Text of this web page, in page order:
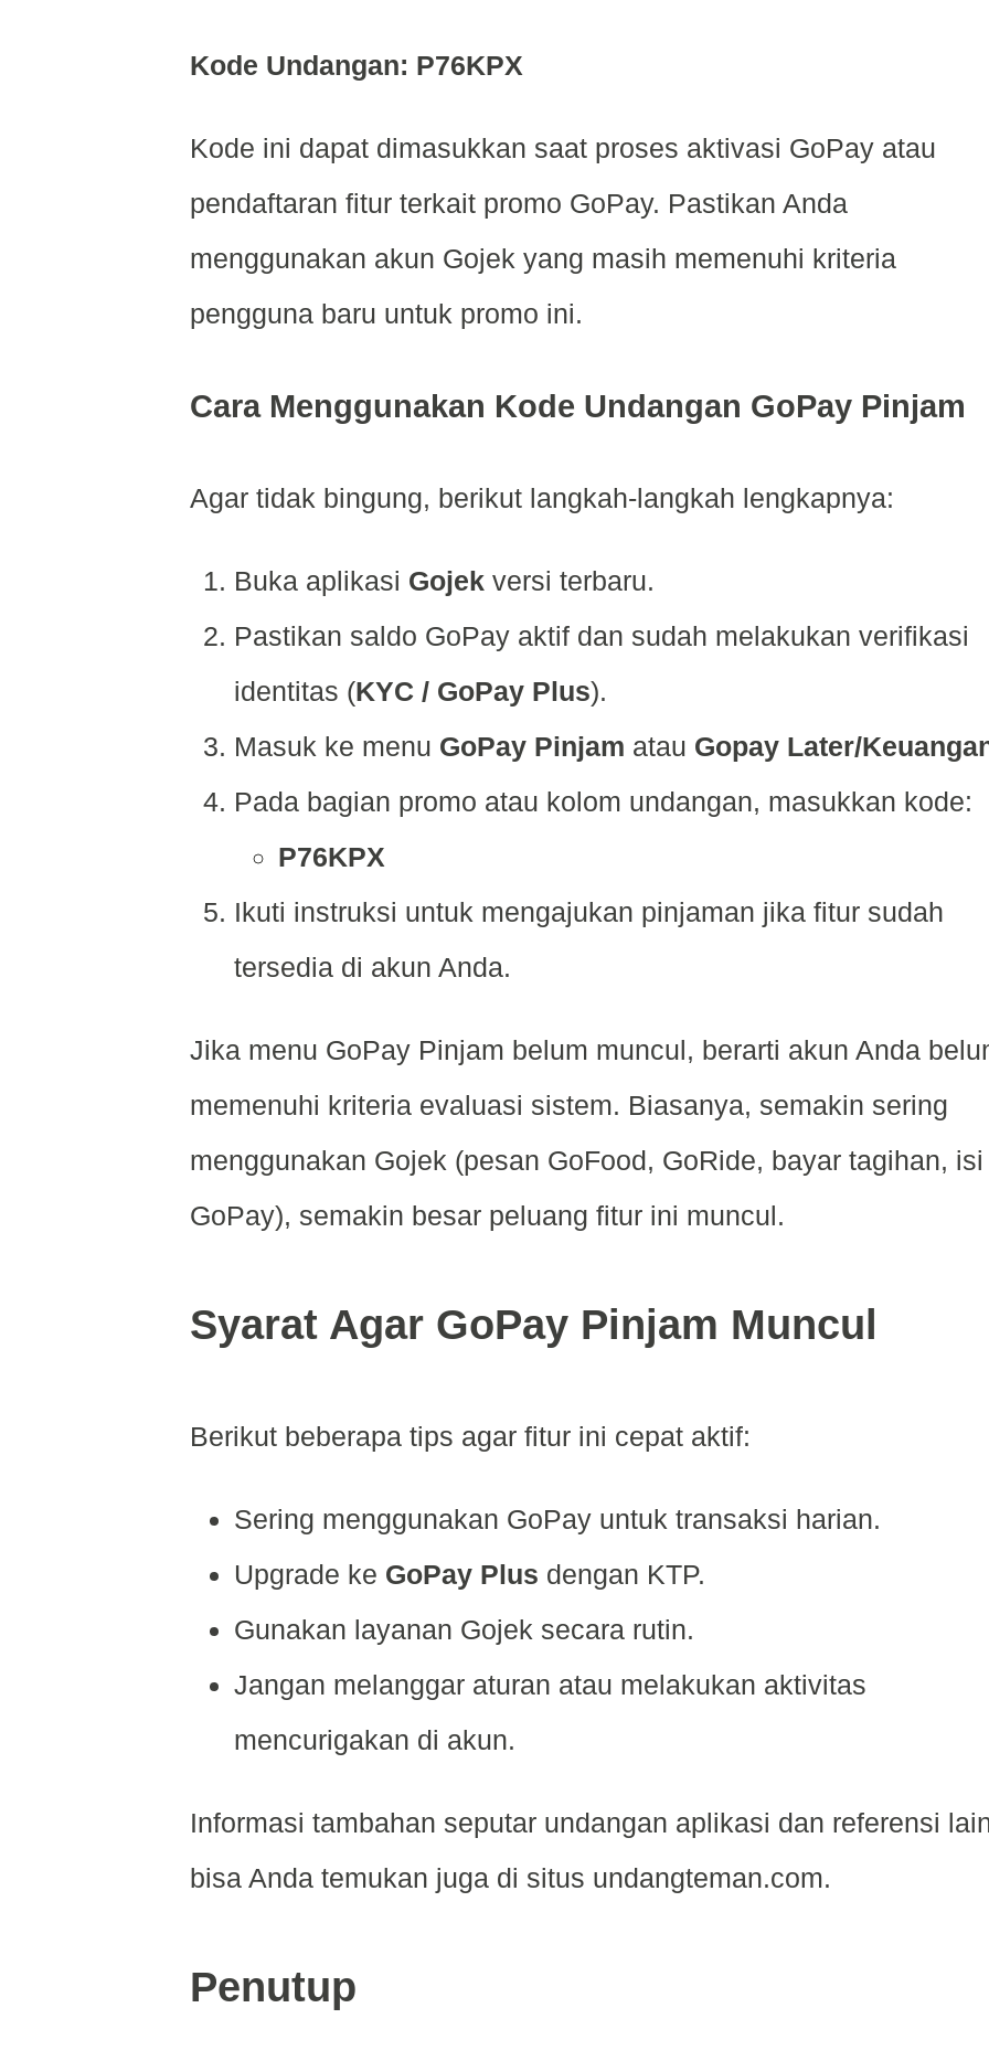
Kode Undangan: P76KPX
Kode ini dapat dimasukkan saat proses aktivasi GoPay atau
pendaftaran fitur terkait promo GoPay. Pastikan Anda
menggunakan akun Gojek yang masih memenuhi kriteria
pengguna baru untuk promo ini.
Cara Menggunakan Kode Undangan GoPay Pinjam
Agar tidak bingung, berikut langkah-langkah lengkapnya:
Buka aplikasi Gojek versi terbaru.
Pastikan saldo GoPay aktif dan sudah melakukan verifikasi
identitas (KYC / GoPay Plus).
Masuk ke menu GoPay Pinjam atau Gopay Later/
Pada bagian promo atau kolom undangan, masukkan kode:
P76KPX
Ikuti instruksi untuk mengajukan pinjaman jika fitur sudah
tersedia di akun Anda.
Jika menu GoPay Pinjam belum muncul, berarti akun Anda
memenuhi kriteria evaluasi sistem. Biasanya, semakin sering
menggunakan Gojek (pesan GoFood, GoRide, bayar tagihan, isi
GoPay), semakin besar peluang fitur ini muncul.
Syarat Agar GoPay Pinjam Muncul
Berikut beberapa tips agar fitur ini cepat aktif:
Sering menggunakan GoPay untuk transaksi harian.
Upgrade ke GoPay Plus dengan KTP.
Gunakan layanan Gojek secara rutin.
Jangan melanggar aturan atau melakukan aktivitas
mencurigakan di akun.
Informasi tambahan seputar undangan aplikasi dan referensi
bisa Anda temukan juga di situs undangteman.com.
Penutup